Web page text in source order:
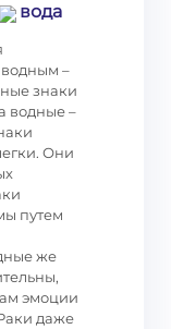
вода
–
знаки
водные –
Они
путем
же
эмоции
даже